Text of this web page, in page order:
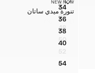
44تنورة ميدي بنمط
46تنورة ميدي بنمط
48تنورة ميدي بنمط
50تنورة ميدي بنمط
تنورة ميدي بنمط
54تنورة ميدي بنمط
المقاسات
34تنورة ميدي ساتان
36تنورة ميدي ساتان
38تنورة ميدي ساتان
40تنورة ميدي ساتان
NEW NOW
تنورة ميدي ساتان
JOD ٣٩٫٠٠